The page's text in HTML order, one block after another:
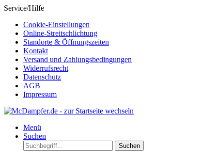
Service/Hilfe
Cookie-Einstellungen
Online-Streitschlichtung
Standorte & Öffnungszeiten
Kontakt
Versand und Zahlungsbedingungen
Widerrufsrecht
Datenschutz
AGB
Impressum
Menü
Suchen
Suchen